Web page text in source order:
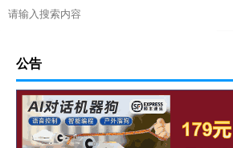
公告